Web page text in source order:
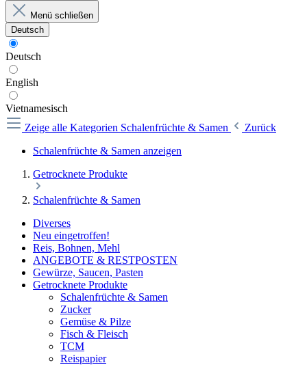
Menü schließen
Deutsch
Deutsch
English
Vietnamesisch
Zeige alle Kategorien Schalenfrüchte & Samen
Zurück
Schalenfrüchte & Samen anzeigen
Getrocknete Produkte
Schalenfrüchte & Samen
Diverses
Neu eingetroffen!
Reis, Bohnen, Mehl
ANGEBOTE & RESTPOSTEN
Gewürze, Saucen, Pasten
Getrocknete Produkte
Schalenfrüchte & Samen
Zucker
Gemüse & Pilze
Fisch & Fleisch
TCM
Reispapier